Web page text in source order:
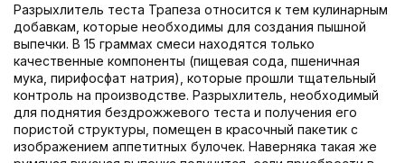
Разрыхлитель теста Трапеза относится к тем кулинарным
добавкам, которые необходимы для создания пышной
выпечки. В 15 граммах смеси находятся только
качественные компоненты (пищевая сода, пшеничная
мука, пирифосфат натрия), которые прошли тщательный
контроль на производстве. Разрыхлитель, необходимый
для поднятия бездрожжевого теста и получения его
пористой структуры, помещен в красочный пакетик с
изображением аппетитных булочек. Наверняка такая же